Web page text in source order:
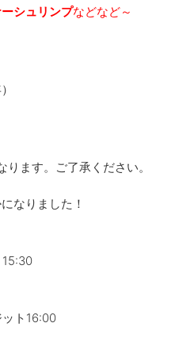
シュリンプなどなど～
ます。ご了承ください。
になりました！
ト16:00